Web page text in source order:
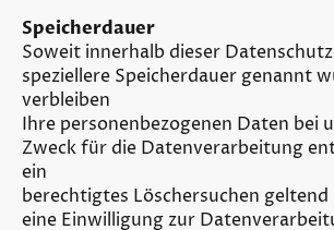
Speicherdauer
Soweit innerhalb dieser
speziellere Speicherdauer genannt
verbleiben
Ihre personenbezogenen Daten bei
Zweck für die Datenverarbeitung
ein
berechtigtes Löschersuchen geltend
eine Einwilligung zur